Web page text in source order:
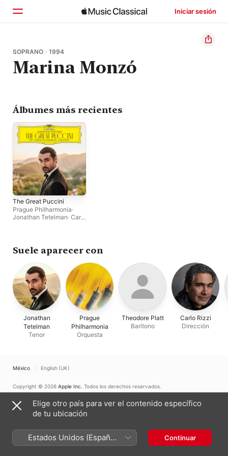
Iniciar sesión
Inicio
Explorar
SOPRANO · 1994
Marina Monzó
Álbumes más recientes
The Great Puccini
Prague Philharmonia·
Jonathan Tetelman· Carlo
Suele aparecer con
Jonathan
Tetelman
Tenor
Prague
Philharmonia
Orquesta
Theodore Platt
Barítono
Carlo Rizzi
Dirección
México English (UK)
Copyright © 2026 Apple Inc. Todos los derechos reservados.
Advertencia sobre cookies
Soporte Comentarios
Elige otro país para ver el contenido específico
de tu ubicación
Estados Unidos (Español
México)
Continuar